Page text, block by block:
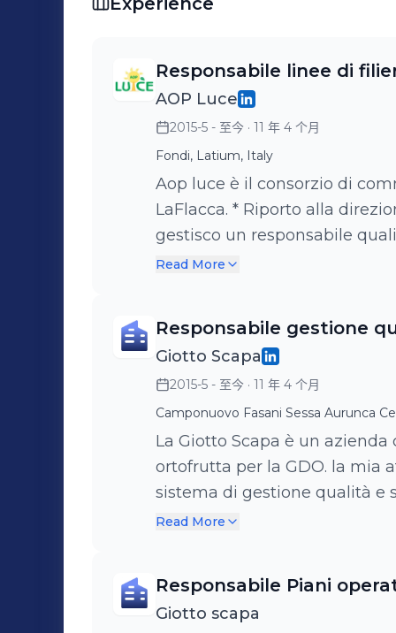
fornitura e delle linee "Private Label"
SCEGLIERMI Unisco la precisione
Manager. Aiuto le aziende non solo
elevare gli standard qualitativi
cerchio tra produzione e vendita.
Responsabile linee di
AOP Luce
2015-5 - 至今 · 11 年 4 个月
Fondi, Latium, Italy
Aop luce è il consorzio di
LaFlacca. * Riporto alla direzione e per svolgere questo compito
gestisco un responsabile qualità e tre
Responsabile della
Read More
Responsabile gestione
Giotto Scapa
2015-5 - 至今 · 11 年 4 个月
Camponuovo Fasani Sessa Aurunca Ce
La Giotto Scapa è un
ortofrutta per la GDO. la mia attività riguarda: • Sviluppo e controllo
sistema di gestione qualità e
confezionamento e nelle aziende agricole; •
(Auchan, Carrefour, Coop
sapere di sapori Selex,
Read More
Responsabile Piani
Giotto scapa